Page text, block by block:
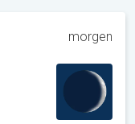
morgen